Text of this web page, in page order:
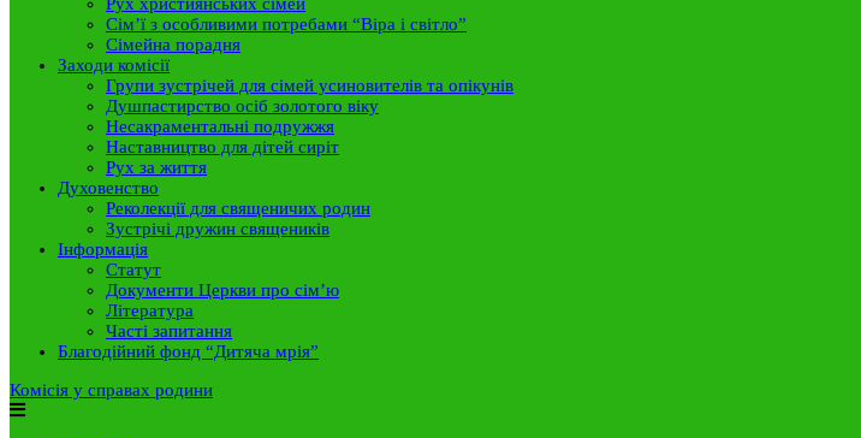
Сім’ї з особливими потребами “Віра і світло”
Сімейна порадня
Заходи комісії
Групи зустрічей для сімей усиновителів та опікунів
Душпастирство осіб золотого віку
Несакраментальні подружжя
Наставництво для дітей сиріт
Рух за життя
Духовенство
Реколекції для священичих родин
Зустрічі дружин священиків
Інформація
Статут
Документи Церкви про сім’ю
Література
Часті запитання
Благодійний фонд “Дитяча мрія”
Комісія у справах родини